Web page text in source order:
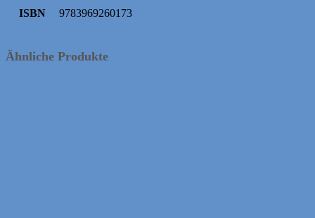
ISBN 9783969260173
Ähnliche Produkte